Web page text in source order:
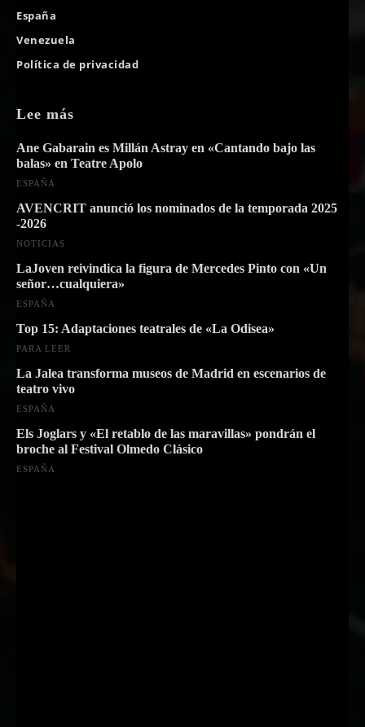
España
Venezuela
Política de privacidad
Lee más
Ane Gabarain es Millán Astray en «Cantando bajo las
balas» en Teatre Apolo
ESPAÑA
AVENCRIT anunció los nominados de la temporada 2025
-2026
NOTICIAS
LaJoven reivindica la figura de Mercedes Pinto con «Un
señor…cualquiera»
ESPAÑA
Top 15: Adaptaciones teatrales de «La Odisea»
PARA LEER
La Jalea transforma museos de Madrid en escenarios de
teatro vivo
ESPAÑA
Els Joglars y «El retablo de las maravillas» pondrán el
broche al Festival Olmedo Clásico
ESPAÑA